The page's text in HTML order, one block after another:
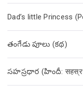
Dad’s little Princess
తంగేడు పూలు (క‌థ‌)
సహస్రధార (హిందీ: